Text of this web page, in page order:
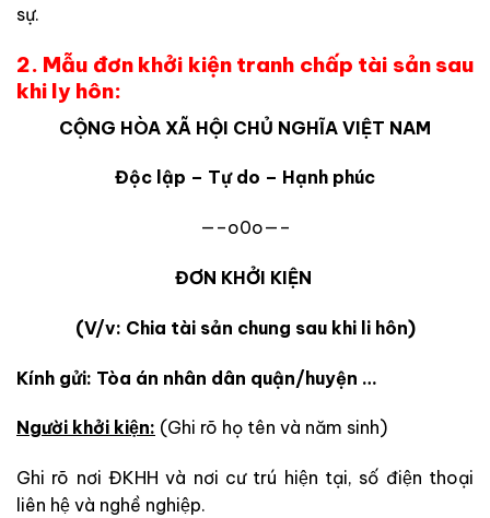
sự.
2. Mẫu đơn khởi kiện tranh chấp tài sản sau
khi ly hôn:
CỘNG HÒA XÃ HỘI CHỦ NGHĨA VIỆT NAM
Độc lập – Tự do – Hạnh phúc
—–o0o—–
ĐƠN KHỞI KIỆN
(V/v: Chia tài sản chung sau khi li hôn)
Kính gửi: Tòa án nhân dân quận/huyện …
Người khởi kiện: (Ghi rõ họ tên và năm sinh)
Ghi rõ nơi ĐKHH và nơi cư trú hiện tại, số điện thoại
liên hệ và nghề nghiệp.